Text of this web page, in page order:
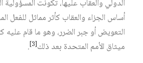
الدولي والعقاب عليها، تكونت المسؤولية
أساس الجزاء والعقاب كأثر مماثل للفعل
التعويض أو جبر الضرر، وهو ما قام عليه
ميثاق الأمم المتحدة بعد ذلك[3]
.